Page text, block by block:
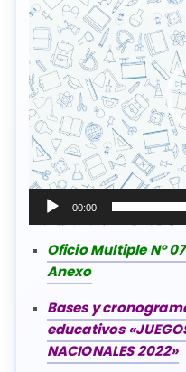
vídeo
00:00
Oficio Multiple N°
Anexo
Bases y
educativos
NACIONALES 2022»